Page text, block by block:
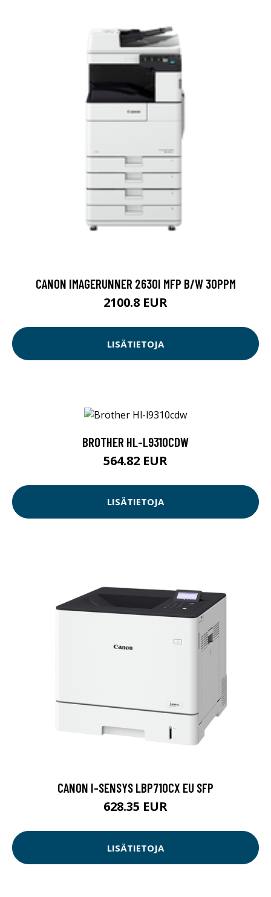
CANON IMAGERUNNER 2630I MFP B/W 30PPM
2100.8 EUR
LISÄTIETOJA
BROTHER HL-L9310CDW
564.82 EUR
LISÄTIETOJA
CANON I-SENSYS LBP710CX EU SFP
628.35 EUR
LISÄTIETOJA